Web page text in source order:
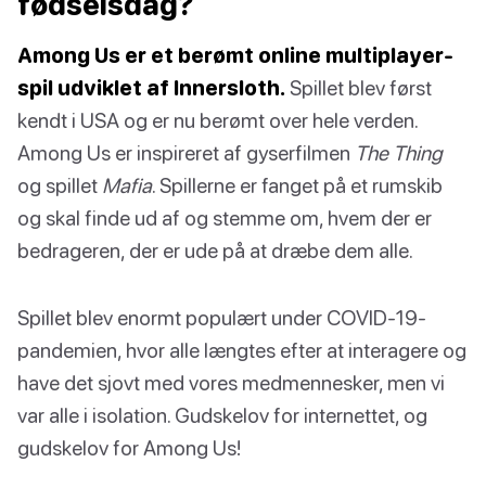
Among Us er et berømt online multiplayer-
spil udviklet af Innersloth. Spillet blev først
kendt i USA og er nu berømt over hele verden.
Among Us er inspireret af gyserfilmen The Thing
og spillet Mafia. Spillerne er fanget på et rumskib
og skal finde ud af og stemme om, hvem der er
bedrageren, der er ude på at dræbe dem alle.
Spillet blev enormt populært under COVID-19-
pandemien, hvor alle længtes efter at interagere og
have det sjovt med vores medmennesker, men vi
var alle i isolation. Gudskelov for internettet, og
gudskelov for Among Us!